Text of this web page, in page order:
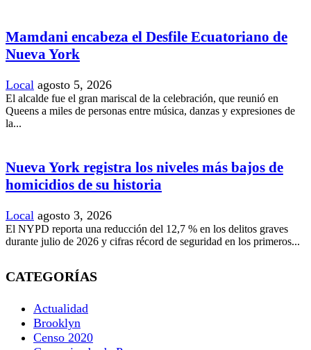
Mamdani encabeza el Desfile Ecuatoriano de
Nueva York
Local agosto 5, 2026
El alcalde fue el gran mariscal de la celebración, que reunió en
Queens a miles de personas entre música, danzas y expresiones de
la...
Nueva York registra los niveles más bajos de
homicidios de su historia
Local agosto 3, 2026
El NYPD reporta una reducción del 12,7 % en los delitos graves
durante julio de 2026 y cifras récord de seguridad en los primeros...
CATEGORÍAS
Actualidad
Brooklyn
Censo 2020